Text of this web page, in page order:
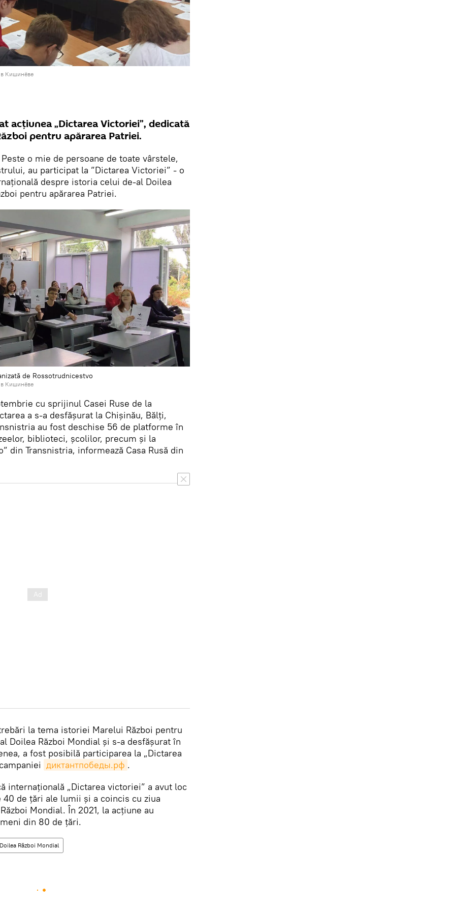
Кишинёве
acțiunea „Dictarea Victoriei”, dedicată
pentru apărarea Patriei.
Peste o mie de persoane de toate vârstele,
au participat la ”Dictarea Victoriei” - o
despre istoria celui de-al Doilea
pentru apărarea Patriei.
de Rossotrudnicestvo
Кишинёве
cu sprijinul Casei Ruse de la
a s-a desfășurat la Chișinău, Bălți,
au fost deschise 56 de platforme în
biblioteci, școlilor, precum și la
din Transnistria, informează Casa Rusă din
la tema istoriei Marelui Război pentru
Doilea Război Mondial și s-a desfășurat în
a fost posibilă participarea la „Dictarea
диктантпобеды.рф .
internațională „Dictarea victoriei” a avut loc
40 de țări ale lumii și a coincis cu ziua
Mondial. În 2021, la acțiune au
din 80 de țări.
Război Mondial